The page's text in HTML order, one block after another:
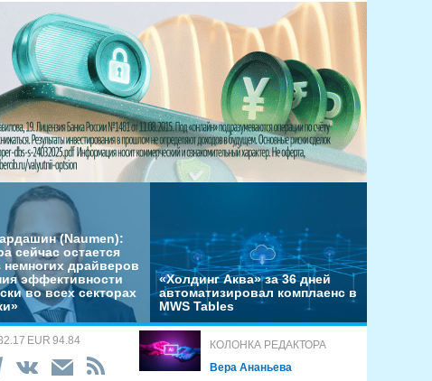
(Naumen):
сейчас остается
немногих драйверов
эффективности
во всех секторах
«Холдинг Аква» за 36 дней
автоматизировал комплаенс в
MWS Tables
EUR 94.84
КОЛОНКА РЕДАКТОРА
Вера Ананьева